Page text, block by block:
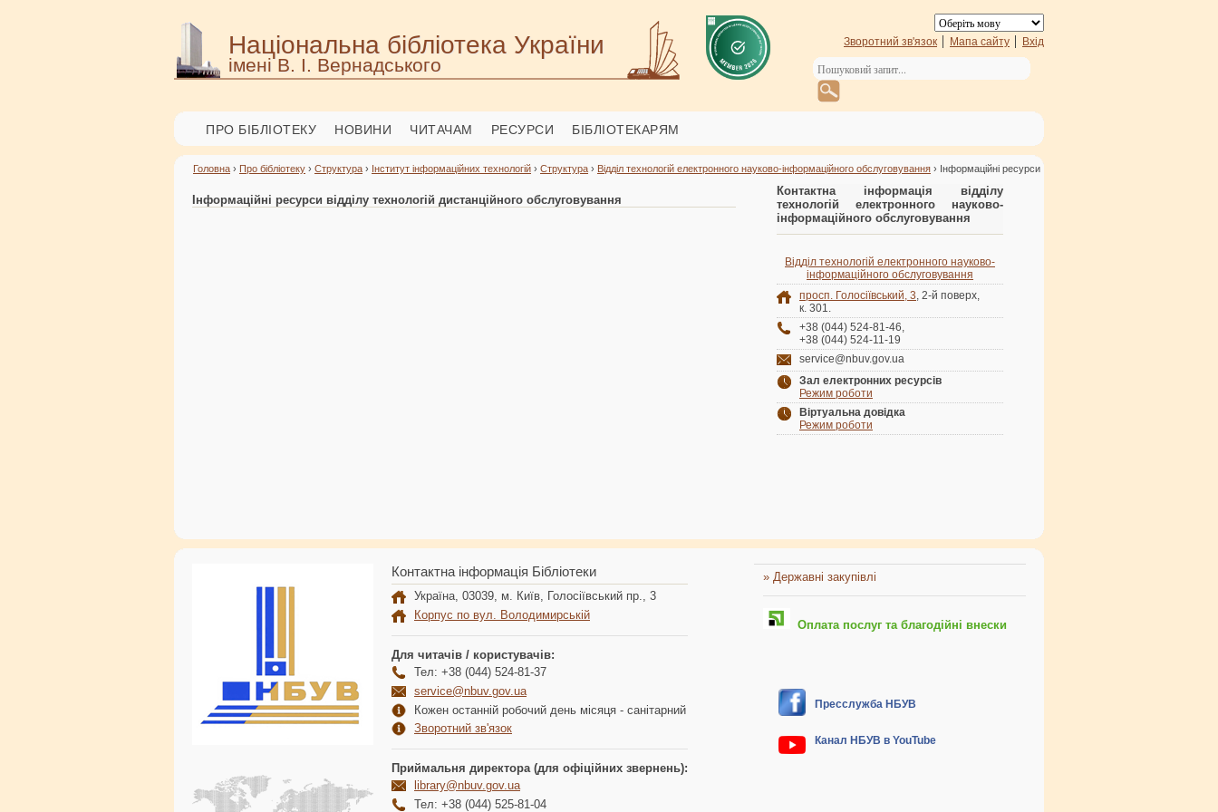
Національна бібліотека України
імені В. І. Вернадського
Зворотний зв'язок Мапа сайту Вхід
ПРО БІБЛІОТЕКУ НОВИНИ ЧИТАЧАМ РЕСУРСИ БІБЛІОТЕКАРЯМ
Головна › Про бібліотеку › Структура › Інститут інформаційних технологій › Структура › Відділ технологій електронного науково-інформаційного обслуговування › Інформаційні ресурси
Інформаційні ресурси відділу технологій дистанційного обслуговування
Контактна інформація відділу
технологій електронного науково-
інформаційного обслуговування
Відділ технологій електронного науково-
інформаційного обслуговування
просп. Голосіївський, 3, 2-й поверх,
к. 301.
+38 (044) 524-81-46,
+38 (044) 524-11-19
service@nbuv.gov.ua
Зал електронних ресурсів
Режим роботи
Віртуальна довідка
Режим роботи
Контактна інформація Бібліотеки
Україна, 03039, м. Київ, Голосіївський пр., 3
Корпус по вул. Володимирській
Для читачів / користувачів:
Тел: +38 (044) 524-81-37
service@nbuv.gov.ua
Кожен останній робочий день місяця - санітарний
Зворотний зв'язок
Приймальня директора (для офіційних звернень):
library@nbuv.gov.ua
Тел: +38 (044) 525-81-04
» Державні закупівлі
Оплата послуг та благодійні внески
Пресслужба НБУВ
Канал НБУВ в YouTube